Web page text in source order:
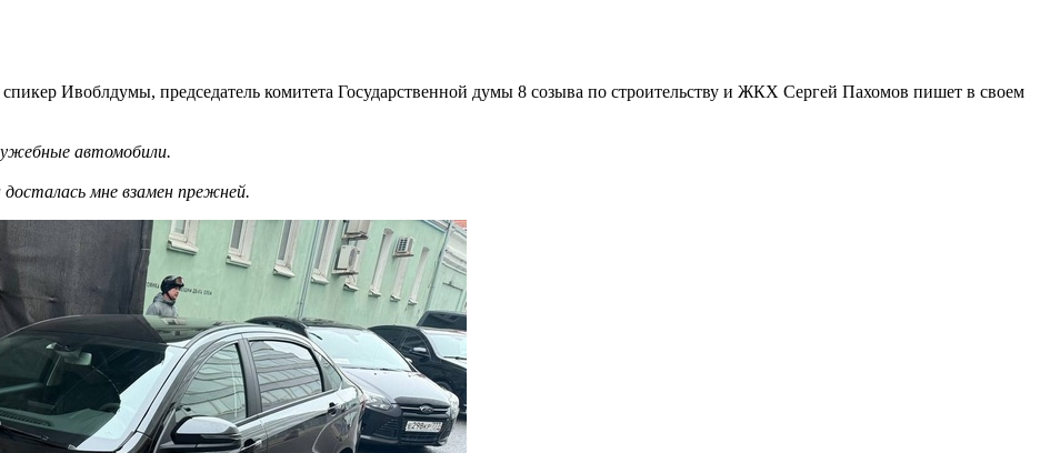
Ивоблдумы, председатель комитета Государственной думы 8 созыва по строительству и ЖКХ Сергей Пахомов пишет в своем
автомобили.
мне взамен прежней.